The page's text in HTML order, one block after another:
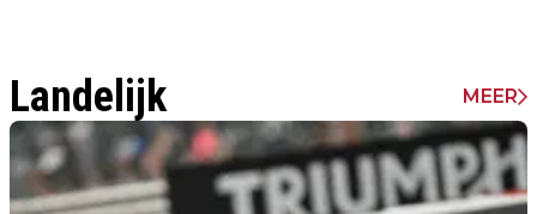
Landelijk MEER